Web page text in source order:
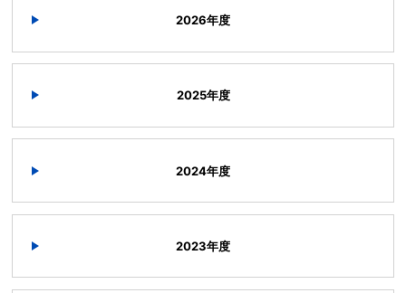
2026年度
2025年度
2024年度
2023年度